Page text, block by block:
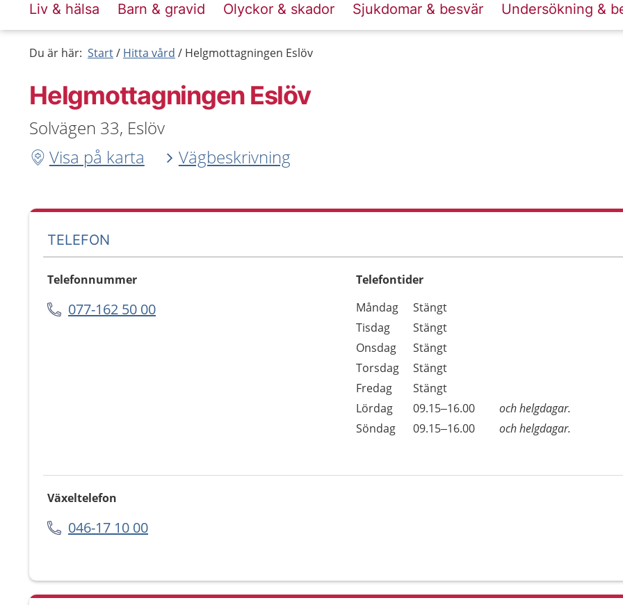
Liv & hälsa Barn & gravid Olyckor & skador Sjukdomar & besvär Undersökning &
Du är här: Start Hitta vård Helgmottagningen Eslöv
Helgmottagningen Eslöv
Solvägen 33, Eslöv
Visa på karta
Vägbeskrivning
TELEFON
Telefonnummer
077-162 50 00
Telefontider
Dag
Öppettider
Kommentarer
Måndag
Stängt
Tisdag
Stängt
Onsdag
Stängt
Torsdag
Stängt
Fredag
Stängt
Lördag
09.15–16.00
och helgdagar.
Söndag
09.15–16.00 och helgdagar.
Växeltelefon
046-17 10 00